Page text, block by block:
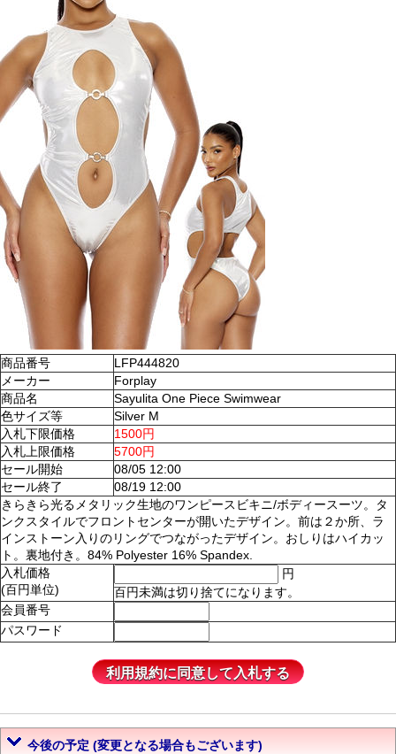
商品番号
LFP444820
メーカー
Forplay
商品名
Sayulita One Piece Swimwear
色サイズ等
Silver M
入札下限価格
1500円
入札上限価格
5700円
セール開始
08/05 12:00
セール終了
08/19 12:00
きらきら光るメタリック生地のワンピースビキニ/ボディースーツ。タ
ンクスタイルでフロントセンターが開いたデザイン。前は２か所、ラ
インストーン入りのリングでつながったデザイン。おしりはハイカッ
ト。裏地付き。84% Polyester 16% Spandex.
入札価格
(百円単位)
円
百円未満は切り捨てになります。
会員番号
パスワード
今後の予定 (変更となる場合もございます)